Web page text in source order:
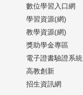
數位學習入口網
學習資源(網)
教學資源(網)
獎助學金專區
電子證書驗證系統
高教創新
招生資訊網